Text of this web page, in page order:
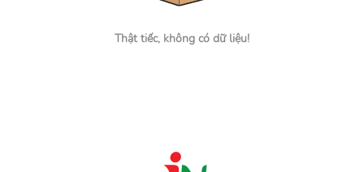
Thật tiếc, không có dữ liệu!